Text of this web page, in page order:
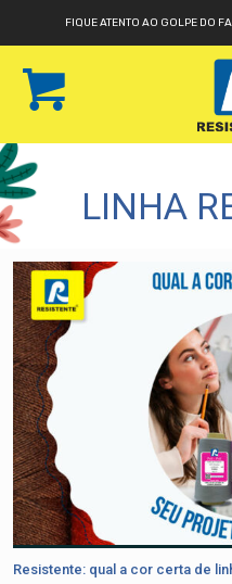
FIQUE ATENTO AO GOLPE DO
LINHA
Resistente: qual a cor certa de